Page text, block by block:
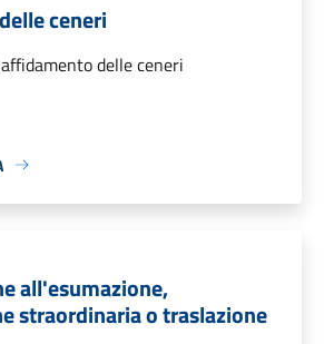
ceneri
delle ceneri
all'esumazione,
straordinaria o traslazione